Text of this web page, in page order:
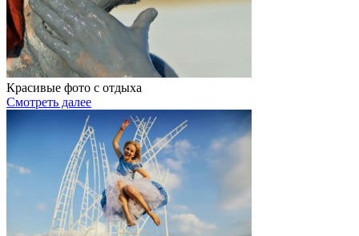
Красивые фото с отдыха
Смотреть далее